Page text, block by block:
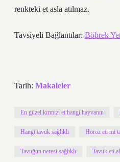
renkteki et asla atılmaz.
Tavsiyeli Bağlantılar: Böbrek
Tarih: Makaleler
En güzel kırmızı et hangi hayvanın
Hangi tavuk sağlıklı Horoz eti mi
Tavuğun neresi sağlıklı Tavuk eti